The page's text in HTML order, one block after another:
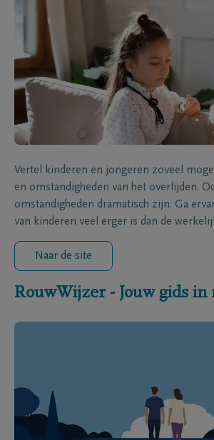
Vertel kinderen en jongeren zoveel
en omstandigheden van het overlijden.
omstandigheden dramatisch zijn. Ga
van kinderen veel erger is dan de
Naar de site
RouwWijzer - Jouw gids in